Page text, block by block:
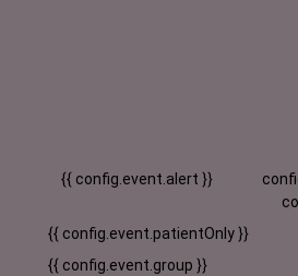
{{ config.event.alert }}
{{ config.event.patientOnly }}
{{ config.event.group }}